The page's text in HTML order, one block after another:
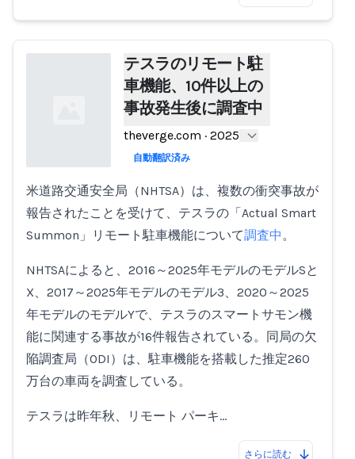
Loading...
テスラのリモート駐
車機能、10件以上の
事故発生後に調査中
theverge.com · 2025
自動翻訳済み
米道路交通安全局（NHTSA）は、複数の衝突事故が
報告されたことを受けて、テスラの「Actual Smart
Summon」リモート駐車機能について調査中。
NHTSAによると、2016～2025年モデルのモデルSと
X、2017～2025年モデルのモデル3、2020～2025
年モデルのモデルYで、テスラのスマートサモン機
能に関連する事故が16件報告されている。同局の欠
陥調査局（ODI）は、駐車機能を搭載した推定260
万台の車両を調査している。
テスラは昨年秋、リモート パーキ…
さらに読む